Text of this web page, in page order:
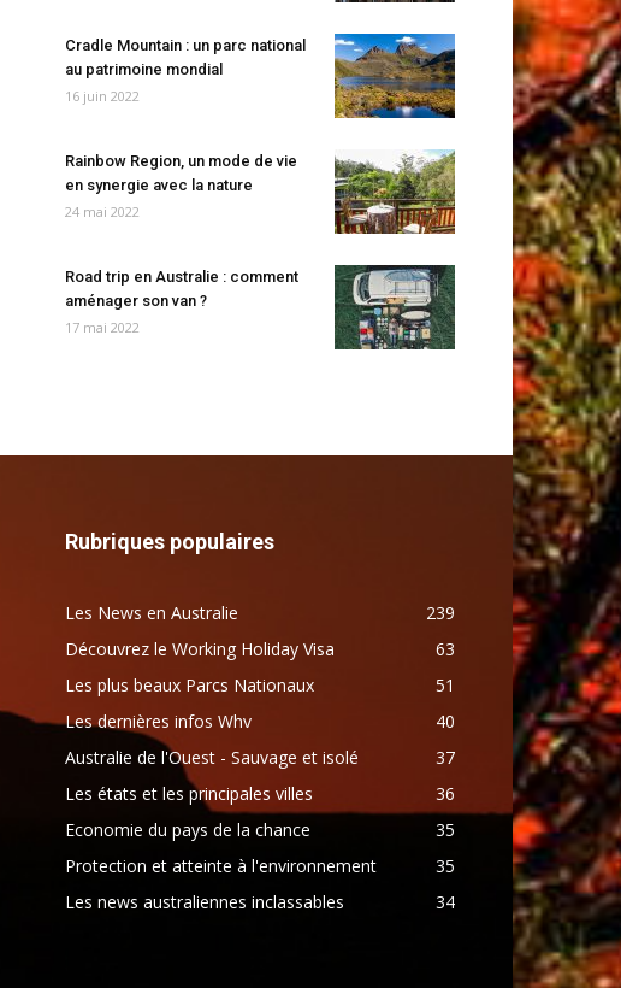
Cradle Mountain : un parc national
au patrimoine mondial
16 juin 2022
Rainbow Region, un mode de vie
en synergie avec la nature
24 mai 2022
Road trip en Australie : comment
aménager son van ?
17 mai 2022
Rubriques populaires
Les News en Australie
239
Découvrez le Working Holiday Visa
63
Les plus beaux Parcs Nationaux
51
Les dernières infos Whv
40
Australie de l'Ouest - Sauvage et isolé
37
Les états et les principales villes
36
Economie du pays de la chance
35
Protection et atteinte à l'environnement
35
Les news australiennes inclassables
34